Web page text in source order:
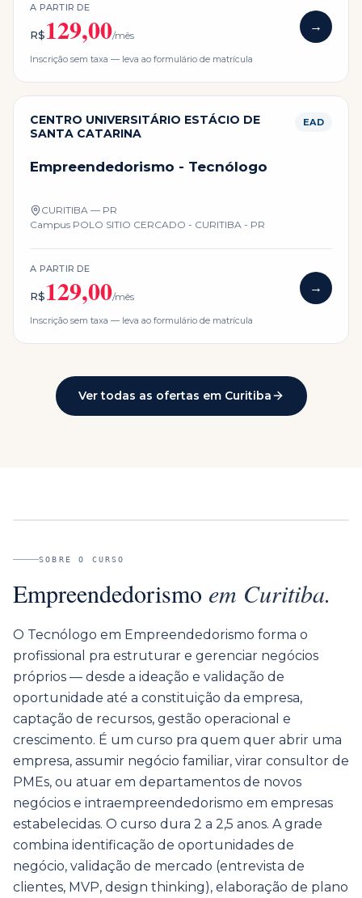
A PARTIR DE
R$129,00/mês
→
Inscrição sem taxa — leva ao formulário de matrícula
CENTRO UNIVERSITÁRIO ESTÁCIO DE
SANTA CATARINA
EAD
Empreendedorismo - Tecnólogo
CURITIBA — PR
Campus POLO SITIO CERCADO - CURITIBA - PR
A PARTIR DE
R$129,00/mês
→
Inscrição sem taxa — leva ao formulário de matrícula
Ver todas as ofertas em Curitiba
SOBRE O CURSO
Empreendedorismo em Curitiba.
O Tecnólogo em Empreendedorismo forma o
profissional pra estruturar e gerenciar negócios
próprios — desde a ideação e validação de
oportunidade até a constituição da empresa,
captação de recursos, gestão operacional e
crescimento. É um curso pra quem quer abrir uma
empresa, assumir negócio familiar, virar consultor de
PMEs, ou atuar em departamentos de novos
negócios e intraempreendedorismo em empresas
estabelecidas. O curso dura 2 a 2,5 anos. A grade
combina identificação de oportunidades de
negócio, validação de mercado (entrevista de
clientes, MVP, design thinking), elaboração de plano